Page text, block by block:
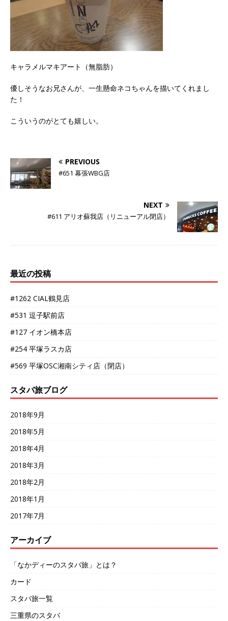
キャラメルマキアート（無脂肪）
優しそうなお兄さんが、一生懸命ネコちゃんを描いてくれまし
た！
こういうのがとても嬉しい。
PREVIOUS
#651 幕張WBG店
NEXT
#611 アリオ蘇我店（リニューアル閉店）
最近の投稿
#1262 CIAL鶴見店
#531 逗子駅前店
#127 イオン橋本店
#254 平塚ラスカ店
#569 平塚OSC湘南シティ店（閉店）
スタバ旅ブログ
2018年9月
2018年5月
2018年4月
2018年3月
2018年2月
2018年1月
2017年7月
アーカイブ
「なかディーのスタバ旅」とは？
カード
スタバ旅一覧
三重県のスタバ